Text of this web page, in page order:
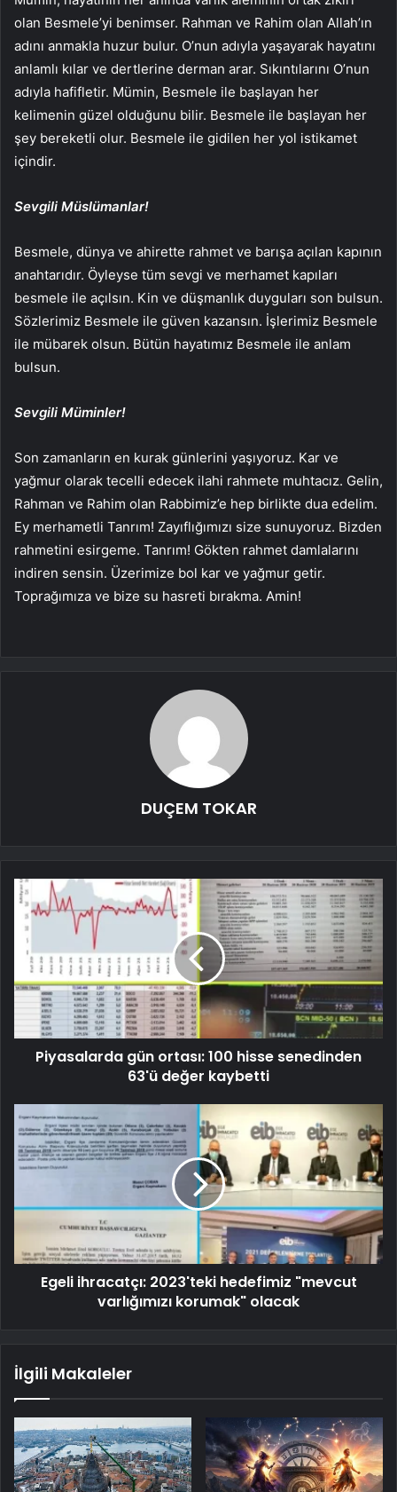
olan Besmele’yi benimser. Rahman ve Rahim olan Allah’ın
adını anmakla huzur bulur. O’nun adıyla yaşayarak hayatını
anlamlı kılar ve dertlerine derman arar. Sıkıntılarını O’nun
adıyla hafifletir. Mümin, Besmele ile başlayan her
kelimenin güzel olduğunu bilir. Besmele ile başlayan her
şey bereketli olur. Besmele ile gidilen her yol istikamet
içindir.
Sevgili Müslümanlar!
Besmele, dünya ve ahirette rahmet ve barışa açılan kapının
anahtarıdır. Öyleyse tüm sevgi ve merhamet kapıları
besmele ile açılsın. Kin ve düşmanlık duyguları son bulsun.
Sözlerimiz Besmele ile güven kazansın. İşlerimiz Besmele
ile mübarek olsun. Bütün hayatımız Besmele ile anlam
bulsun.
Sevgili Müminler!
Son zamanların en kurak günlerini yaşıyoruz. Kar ve
yağmur olarak tecelli edecek ilahi rahmete muhtacız. Gelin,
Rahman ve Rahim olan Rabbimiz’e hep birlikte dua edelim.
Ey merhametli Tanrım! Zayıflığımızı size sunuyoruz. Bizden
rahmetini esirgeme. Tanrım! Gökten rahmet damlalarını
indiren sensin. Üzerimize bol kar ve yağmur getir.
Toprağımıza ve bize su hasreti bırakma. Amin!
DUÇEM TOKAR
Piyasalarda gün ortası: 100 hisse senedinden
63'ü değer kaybetti
Egeli ihracatçı: 2023'teki hedefimiz "mevcut
varlığımızı korumak" olacak
İlgili Makaleler